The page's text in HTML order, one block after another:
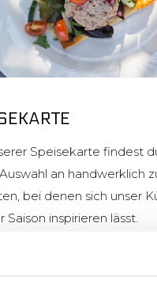
Speisekarte findest
an handwerklich
bei denen sich unser
Saison inspirieren lässt.
Zur